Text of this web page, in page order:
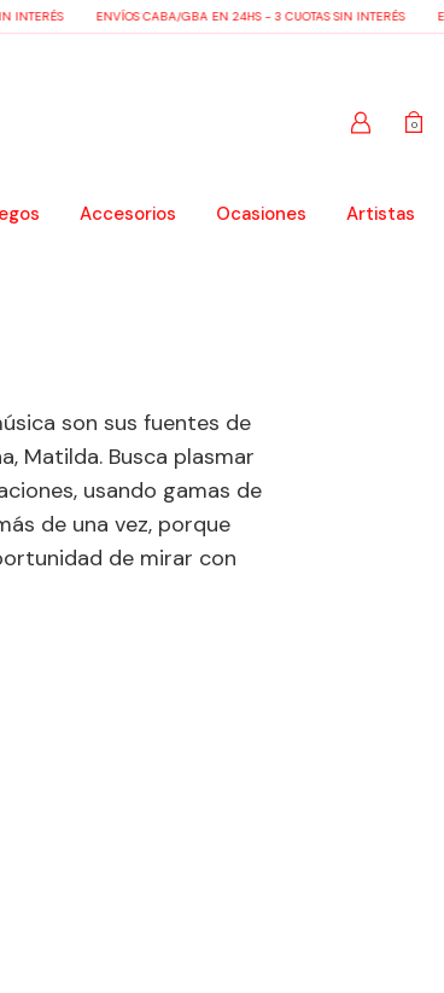
INTERÉS ENVÍOS CABA/GBA EN 24HS - 3 CUOTAS SIN INTERÉS
0
Accesorios Ocasiones Artistas
son sus fuentes de
Matilda. Busca plasmar
usando gamas de
de una vez, porque
de mirar con